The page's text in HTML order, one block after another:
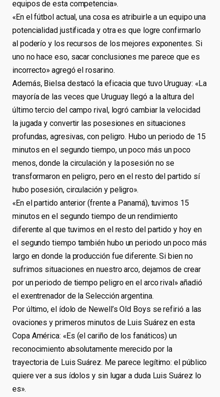
equipos de esta competencia».
«En el fútbol actual, una cosa es atribuirle a un equipo una
potencialidad justificada y otra es que logre confirmarlo
al poderío y los recursos de los mejores exponentes. Si
uno no hace eso, sacar conclusiones me parece que es
incorrecto» agregó el rosarino.
Además, Bielsa destacó la eficacia que tuvo Uruguay: «La
mayoría de las veces que Uruguay llegó a la altura del
último tercio del campo rival, logró cambiar la velocidad
la jugada y convertir las posesiones en situaciones
profundas, agresivas, con peligro. Hubo un periodo de 15
minutos en el segundo tiempo, un poco más un poco
menos, donde la circulación y la posesión no se
transformaron en peligro, pero en el resto del partido sí
hubo posesión, circulación y peligro».
«En el partido anterior (frente a Panamá), tuvimos 15
minutos en el segundo tiempo de un rendimiento
diferente al que tuvimos en el resto del partido y hoy en
el segundo tiempo también hubo un periodo un poco más
largo en donde la producción fue diferente. Si bien no
sufrimos situaciones en nuestro arco, dejamos de crear
por un periodo de tiempo peligro en el arco rival» añadió
el exentrenador de la Selección argentina.
Por último, el ídolo de Newell’s Old Boys se refirió a las
ovaciones y primeros minutos de Luis Suárez en esta
Copa América: «Es (el cariño de los fanáticos) un
reconocimiento absolutamente merecido por la
trayectoria de Luis Suárez. Me parece legítimo: el público
quiere ver a sus ídolos y sin lugar a duda Luis Suárez lo
es».